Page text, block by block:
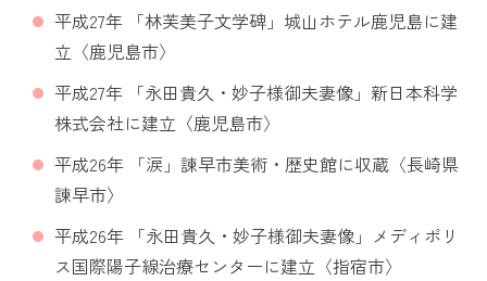
平成27年 「林芙美子文学碑」城山ホテル鹿児島に建
立〈鹿児島市〉
平成27年 「永田貴久・妙子様御夫妻像」新日本科学
株式会社に建立〈鹿児島市〉
平成26年 「涙」諫早市美術・歴史館に収蔵〈長崎県
諫早市〉
平成26年 「永田貴久・妙子様御夫妻像」メディポリ
ス国際陽子線治療センターに建立〈指宿市〉